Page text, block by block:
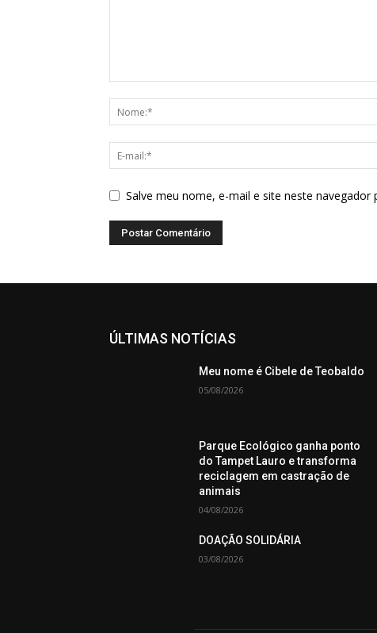
Salve meu nome, e-mail e site neste
ÚLTIMAS NOTÍCIAS
Meu nome é Cibele de Teobaldo
05/08/2026
Parque Ecológico ganha ponto
do Tampet Lauro e transforma
reciclagem em castração de
animais
04/08/2026
DOAÇÃO SOLIDÁRIA
03/08/2026